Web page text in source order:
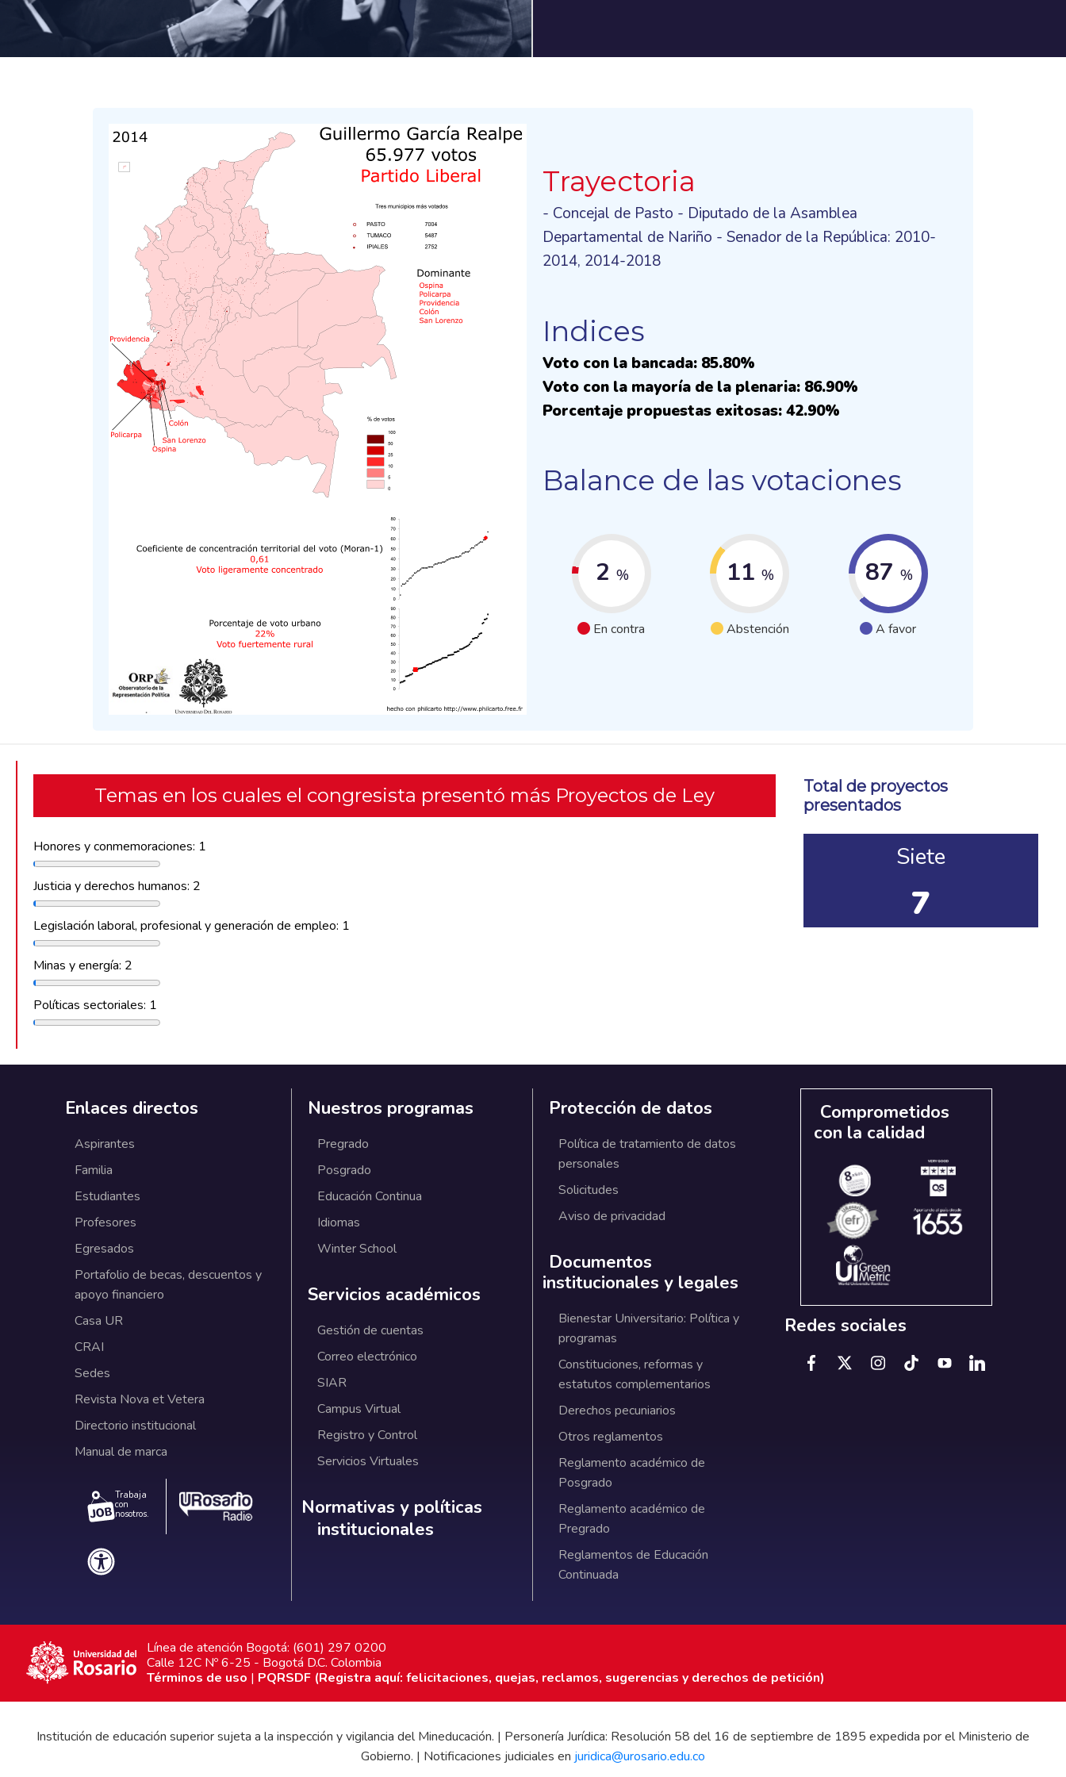
Trayectoria
- Concejal de Pasto - Diputado de la Asamblea
Departamental de Nariño - Senador de la República: 2010-
2014, 2014-2018
Indices
Voto con la bancada: 85.80%
Voto con la mayoría de la plenaria: 86.90%
Porcentaje propuestas exitosas: 42.90%
Balance de las votaciones
2 %
En contra
11 %
Abstención
87 %
A favor
Temas en los cuales el congresista presentó más Proyectos de Ley
Honores y conmemoraciones: 1
Justicia y derechos humanos: 2
Legislación laboral, profesional y generación de empleo: 1
Minas y energía: 2
Políticas sectoriales: 1
Total de proyectos
presentados
Siete
7
Enlaces directos
Aspirantes
Familia
Estudiantes
Profesores
Egresados
Portafolio de becas, descuentos y
apoyo financiero
Casa UR
CRAI
Sedes
Revista Nova et Vetera
Directorio institucional
Manual de marca
Trabaja
con
nosotros.
Nuestros programas
Pregrado
Posgrado
Educación Continua
Idiomas
Winter School
Servicios académicos
Gestión de cuentas
Correo electrónico
SIAR
Campus Virtual
Registro y Control
Servicios Virtuales
Normativas y políticas institucionales
Normativas y políticas
institucionales
Protección de datos
Política de tratamiento de datos
personales
Solicitudes
Aviso de privacidad
Documentos
institucionales y legales
Bienestar Universitario: Política y
programas
Constituciones, reformas y
estatutos complementarios
Derechos pecuniarios
Otros reglamentos
Reglamento académico de
Posgrado
Reglamento académico de
Pregrado
Reglamentos de Educación
Continuada
Comprometidos
con la calidad
Redes sociales
Línea de atención Bogotá: (601) 297 0200
Calle 12C Nº 6-25 - Bogotá D.C. Colombia
Términos de uso | PQRSDF (Registra aquí: felicitaciones, quejas, reclamos, sugerencias y derechos de petición)
Institución de educación superior sujeta a la inspección y vigilancia del Mineducación. | Personería Jurídica: Resolución 58 del 16 de septiembre de 1895 expedida por el Ministerio de
Gobierno. | Notificaciones judiciales en juridica@urosario.edu.co